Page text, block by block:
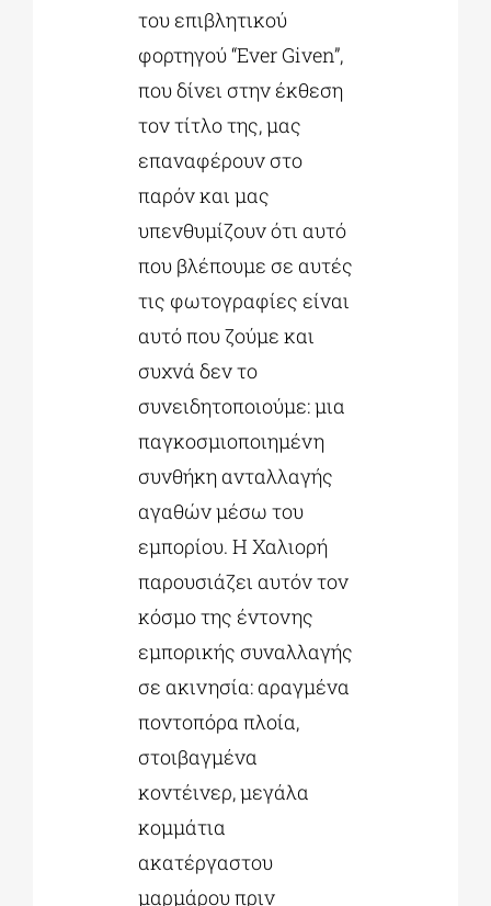
του επιβλητικού
φορτηγού “Ever Given”,
που δίνει στην έκθεση
τον τίτλο της, μας
επαναφέρουν στο
παρόν και μας
υπενθυμίζουν ότι αυτό
που βλέπουμε σε αυτές
τις φωτογραφίες είναι
αυτό που ζούμε και
συχνά δεν το
συνειδητοποιούμε: μια
παγκοσμιοποιημένη
συνθήκη ανταλλαγής
αγαθών μέσω του
εμπορίου. Η Χαλιορή
παρουσιάζει αυτόν τον
κόσμο της έντονης
εμπορικής συναλλαγής
σε ακινησία: αραγμένα
ποντοπόρα πλοία,
στοιβαγμένα
κοντέινερ, μεγάλα
κομμάτια
ακατέργαστου
μαρμάρου πριν